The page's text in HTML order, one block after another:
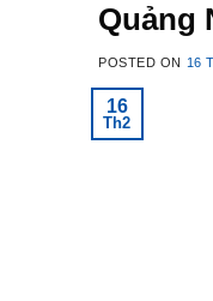
Quảng
POSTED ON 16
16
Th2